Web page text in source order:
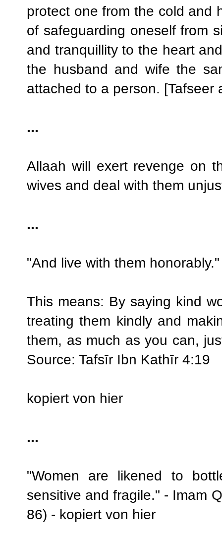
protect one from the cold and
of safeguarding oneself from
and tranquillity to the heart
the husband and wife the
attached to a person. [Tafseer
...
Allaah will exert revenge on
wives and deal with them
...
"And live with them
This means: By saying kind
treating them kindly and
them, as much as you can,
Source: Tafsīr Ibn Kathīr 4:19
kopiert von hier
...
"Women are likened to
sensitive and fragile." - Imam
86) - kopiert von hier